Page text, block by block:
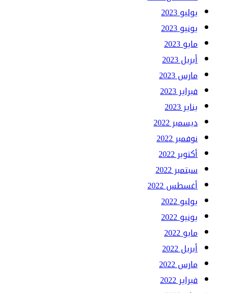
يوليو 2023
يونيو 2023
مايو 2023
أبريل 2023
مارس 2023
فبراير 2023
يناير 2023
ديسمبر 2022
نوفمبر 2022
أكتوبر 2022
سبتمبر 2022
أغسطس 2022
يوليو 2022
يونيو 2022
مايو 2022
أبريل 2022
مارس 2022
فبراير 2022